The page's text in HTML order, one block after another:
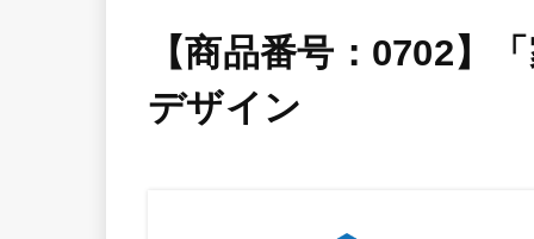
【商品番号：0702】
デザイン